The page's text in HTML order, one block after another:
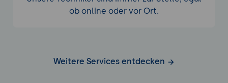
ob online oder vor Ort.
Weitere Services entdecken